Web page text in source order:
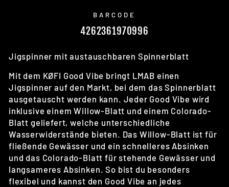
BARCODE
4262361970996
Jigspinner mit austauschbaren Spinnerblatt
Mit dem KØFI Good Vibe bringt LMAB einen
Jigspinner auf den Markt, bei dem das Spinnerblatt
ausgetauscht werden kann. Jeder Good Vibe wird
inklusive einem Willow-Blatt und einem Colorado-
Blatt geliefert, welche unterschiedliche
Wasserwiderstände bieten. Das Willow-Blatt ist für
fließende Gewässer und ein schnelleres Absinken
und das Colorado-Blatt für stehende Gewässer und
langsameres Absinken. So bist du besonders
flexibel und kannst den Good Vibe an jedes